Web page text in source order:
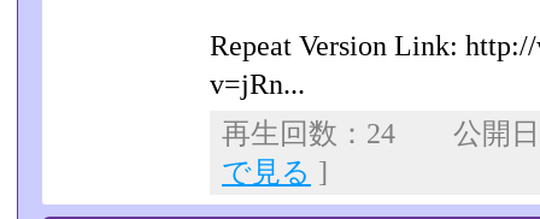
Repeat Version Link:
v=jRn...
再生回数：24 公開
で見る ]